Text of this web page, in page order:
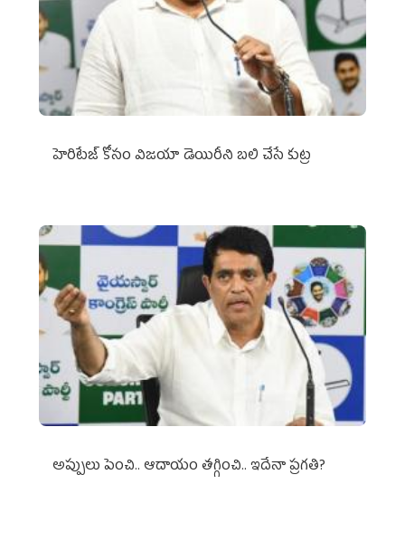
హెరిటేజ్ కోసం విజయా డెయిరీని బలి చేసే కుట్ర‌
అప్పులు పెంచి.. ఆదాయం తగ్గించి.. ఇదేనా ప్రగతి?